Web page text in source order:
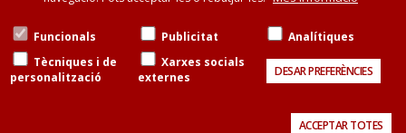
Consell de Cent, 471-475, esc. B, entresòl, 08013
Funcionals Publicitat
Analítiques
Tècniques i de
personalització
Xarxes socials
externes
DESAR PREFERÈNCIES
ACCEPTAR TOTES